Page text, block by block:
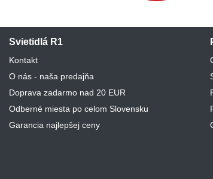
Svietidlá R1
Kontakt
O nás - naša predajňa
Doprava zadarmo nad 20 EUR
Odberné miesta po celom Slovensku
Garancia najlepšej ceny